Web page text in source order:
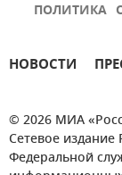
ПОЛИТИКА
НОВОСТИ
© 2026 МИА
Сетевое
Федеральной